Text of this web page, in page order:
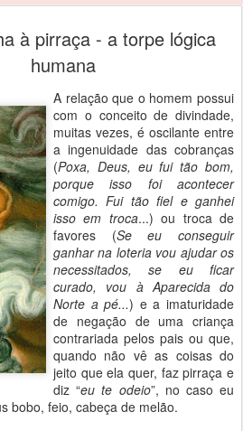
à pirraça - a torpe lógica
humana
A relação que o homem possui
com o conceito de divindade,
muitas vezes, é oscilante entre
a ingenuidade das cobranças
(Poxa, Deus, eu fui tão bom,
porque isso foi acontecer
comigo. Fui tão fiel e ganhei
isso em troca...) ou troca de
favores (Se eu conseguir
ganhar na loteria vou ajudar os
necessitados, se eu ficar
curado, vou à Aparecida do
Norte a pé...) e a imaturidade
de negação de uma criança
contrariada pelos pais ou que,
quando não vê as coisas do
jeito que ela quer, faz pirraça e
diz “eu te odeio”, no caso eu
bobo, feio, cabeça de melão.